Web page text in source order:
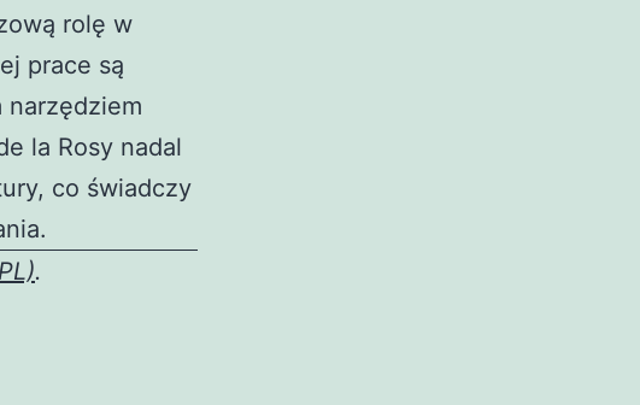
rolę w
prace są
la Rosy nadal
co świadczy
.